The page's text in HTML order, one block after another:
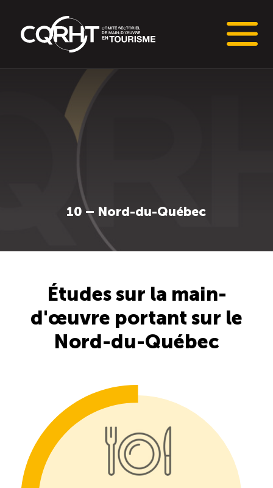
Connaissances stratégiques
Informations sur le marché du travail (IMT)
Main-d’oeuvre en tourisme
Saisonnalité des emplois
Outils et ressources
Descriptions de fonction
Balados
Diffusion d’offres d’emploi en ligne
10 – Nord-du-Québec
Études sur la main-
d'œuvre portant sur le
Nord-du-Québec